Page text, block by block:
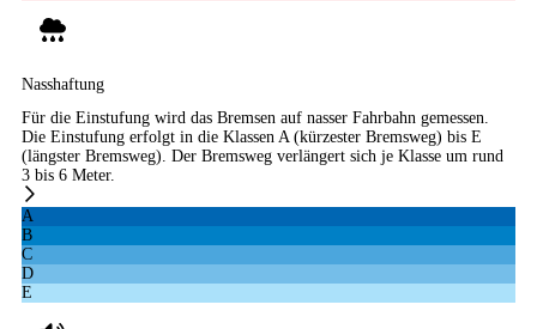
Nasshaftung
Für die Einstufung wird das Bremsen auf nasser Fahrbahn gemessen.
Die Einstufung erfolgt in die Klassen A (kürzester Bremsweg) bis E
(längster Bremsweg). Der Bremsweg verlängert sich je Klasse um rund
3 bis 6 Meter.
A
B
C
D
E